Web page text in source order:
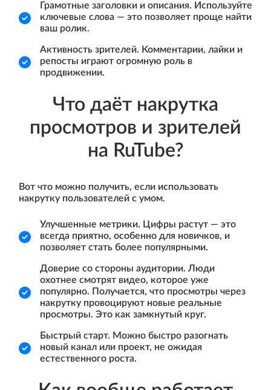
Грамотные заголовки и описания. Используйте
ключевые слова — это позволяет проще найти
ваш ролик.
Активность зрителей. Комментарии, лайки и
репосты играют огромную роль в
продвижении.
Что даёт накрутка
просмотров и зрителей
на RuTube?
Вот что можно получить, если использовать
накрутку пользователей с умом.
Улучшенные метрики. Цифры растут — это
всегда приятно, особенно для новичков, и
позволяет стать более популярными.
Доверие со стороны аудитории. Люди
охотнее смотрят видео, которое уже
популярно. Получается, что просмотры через
накрутку провоцируют новые реальные
просмотры. Это как замкнутый круг.
Быстрый старт. Можно быстро разогнать
новый канал или проект, не ожидая
естественного роста.